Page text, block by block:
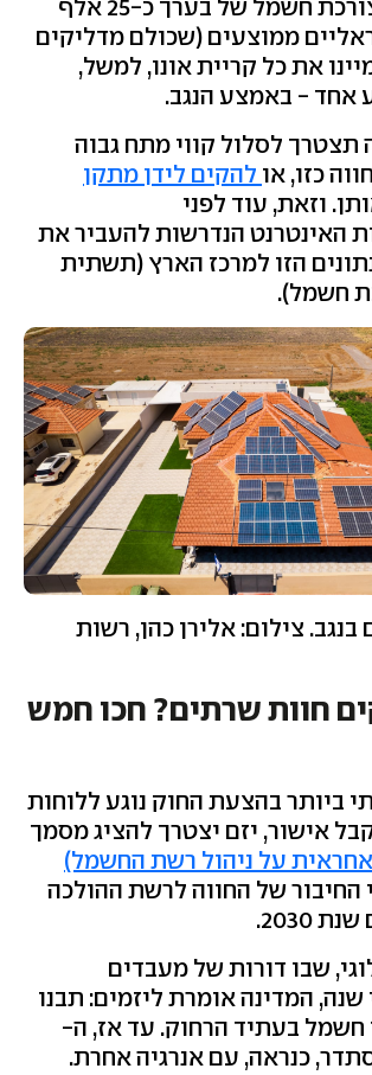
חוות שרתים צורכת חשמל של בערך כ-25 אלף
ממוצעים (שכולם מדליקים
את כל קריית אונו, למשל,
אחד - באמצע הנגב.
תצטרך לסלול קווי מתח גבוה
כזו, או להקים לידן מתקן
וזאת, עוד לפני
האינטרנט הנדרשות להעביר את
הזו למרכז הארץ (תשתית
חשמל).
בנגב. צילום: אלירן כהן, רשות
חוות שרתים? חכו חמש
ביותר בהצעת החוק נוגע ללוחות
אישור, יזם יצטרך להציג מסמך
על ניהול רשת החשמל)
החיבור של החווה לרשת ההולכה
2030.
שבו דורות של מעבדים
המדינה אומרת ליזמים: תבנו
חשמל בעתיד הרחוק. עד אז, ה-